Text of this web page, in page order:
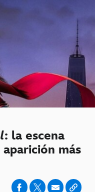
: la escena
más